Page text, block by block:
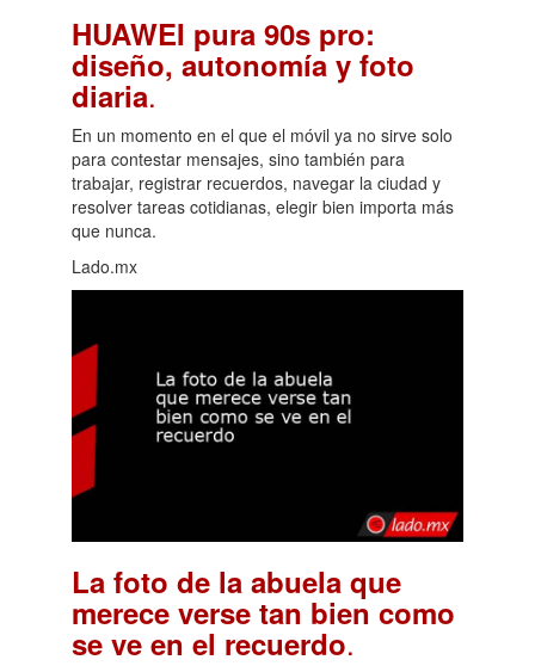
HUAWEI pura 90s pro:
diseño, autonomía y foto
diaria.
En un momento en el que el móvil ya no sirve solo
para contestar mensajes, sino también para
trabajar, registrar recuerdos, navegar la ciudad y
resolver tareas cotidianas, elegir bien importa más
que nunca.
Lado.mx
La foto de la abuela que
merece verse tan bien como
se ve en el recuerdo.